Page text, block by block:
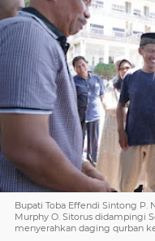
Bupati Toba Effendi Sintong P.
Murphy O. Sitorus didampingi
menyerahkan daging qurban